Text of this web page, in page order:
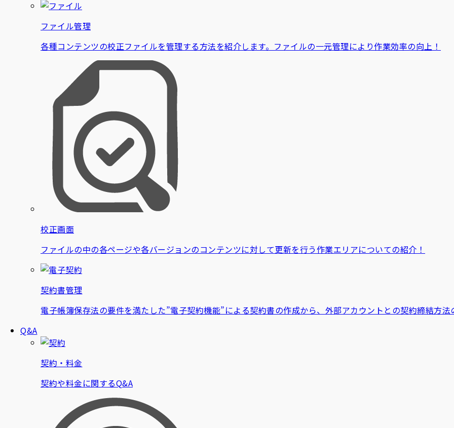
ファイル管理
各種コンテンツの校正ファイルを管理する方法を紹介します。ファイルの一元管理により作業効率の向上！
校正画面
ファイルの中の各ページや各バージョンのコンテンツに対して更新を行う作業エリアについての紹介！
契約書管理
電子帳簿保存法の要件を満たした”電子契約機能”による契約書の作成から、外部アカウントとの契約締結方法
Q&A
契約・料金
契約や料金に関するQ&A